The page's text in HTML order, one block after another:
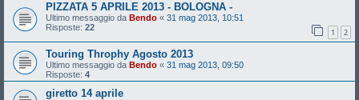
PIZZATA 5 APRILE 2013 - BOLOGNA -
Ultimo messaggio da Bendo « 31 mag 2013, 10:51
Risposte: 22 1 2
Touring Throphy Agosto 2013
Ultimo messaggio da Bendo « 31 mag 2013, 09:50
Risposte: 4
giretto 14 aprile